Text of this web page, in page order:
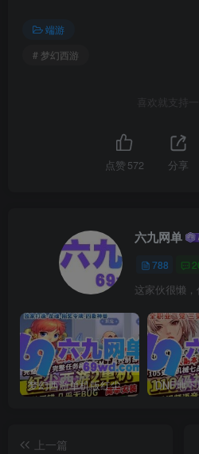
端游
# 梦幻西游
喜欢就支持
点赞 572 分享
六九网单
788
这家伙很懒
梦幻西游单机版红尘西游2微变独家打造龙魂抽奖令牌四象神兽
上一篇